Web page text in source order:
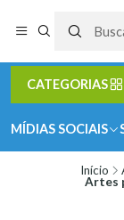
CATEGORIAS
MÍDIAS SOCIAIS
Início
Artes